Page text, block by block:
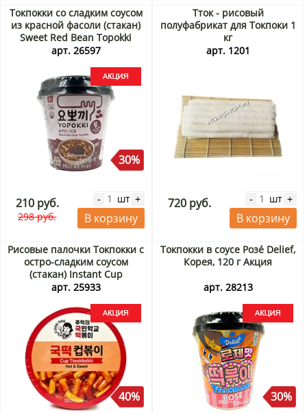
Токпокки со сладким соусом
из красной фасоли (стакан)
Sweet Red Bean Topokki
Yopokki, Корея, 120 г Акция
арт. 26597
30%
210 руб.
298 руб.
- шт +
В корзину
Тток - рисовый
полуфабрикат для Токпоки 1
кг
арт. 1201
720 руб. - шт +
В корзину
Рисовые палочки Токпокки с
остро-сладким соусом
(стакан) Instant Cup
Tteokbokki Original (Hot &
Акция
арт. 25933
40%
Токпокки в соусе Розé Delief,
Корея, 120 г Акция
арт. 28213
30%